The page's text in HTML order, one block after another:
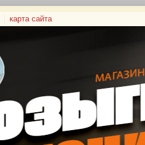
карта сайта